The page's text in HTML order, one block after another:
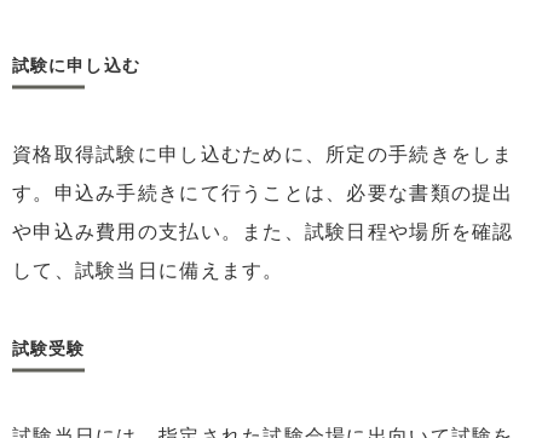
試験に申し込む
資格取得試験に申し込むために、所定の手続きをしま
す。申込み手続きにて行うことは、必要な書類の提出
や申込み費用の支払い。また、試験日程や場所を確認
して、試験当日に備えます。
試験受験